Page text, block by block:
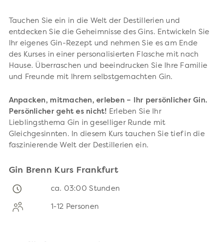
Tauchen Sie ein in die Welt der Destillerien und
entdecken Sie die Geheimnisse des Gins. Entwickeln Sie
Ihr eigenes Gin-Rezept und nehmen Sie es am Ende
des Kurses in einer personalisierten Flasche mit nach
Hause. Überraschen und beeindrucken Sie Ihre Familie
und Freunde mit Ihrem selbstgemachten Gin.
Anpacken, mitmachen, erleben – Ihr persönlicher Gin.
Persönlicher geht es nicht! Erleben Sie Ihr
Lieblingsthema Gin in geselliger Runde mit
Gleichgesinnten. In diesem Kurs tauchen Sie tief in die
faszinierende Welt der Destillerien ein.
Gin Brenn Kurs Frankfurt
ca. 03:00 Stunden
1-12 Personen